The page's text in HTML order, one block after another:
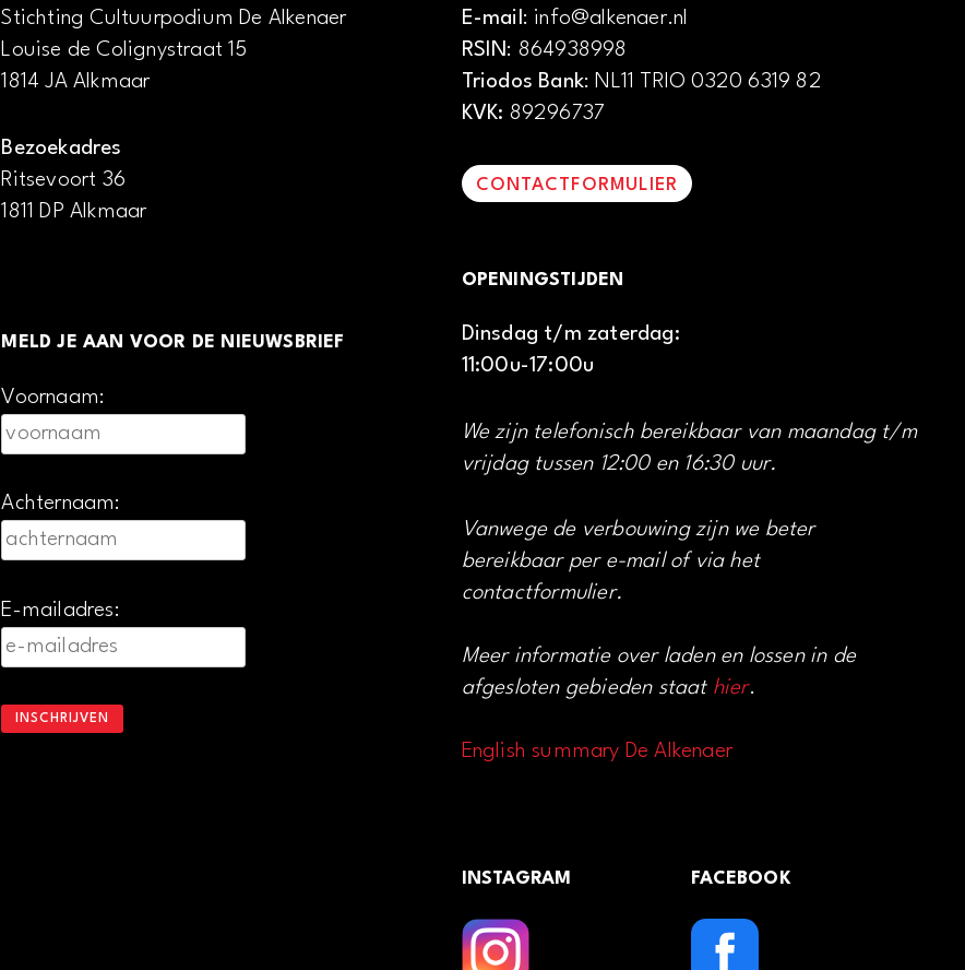
Stichting Cultuurpodium De Alkenaer
Louise de Colignystraat 15
1814 JA Alkmaar
Bezoekadres
Ritsevoort 36
1811 DP Alkmaar
MELD JE AAN VOOR DE NIEUWSBRIEF
Voornaam:
Achternaam:
E-mailadres:
E-mail: info@alkenaer.nl
RSIN: 864938998
Triodos Bank: NL11 TRIO 0320 6319 82
KVK: 89296737
CONTACTFORMULIER
OPENINGSTIJDEN
Dinsdag t/m zaterdag:
11:00u-17:00u
We zijn telefonisch bereikbaar van maandag t/m
vrijdag tussen 12:00 en 16:30 uur.
Vanwege de verbouwing zijn we beter
bereikbaar per e-mail of via het
contactformulier.
Meer informatie over laden en lossen in de
afgesloten gebieden staat hier.
English summary De Alkenaer
INSTAGRAM FACEBOOK